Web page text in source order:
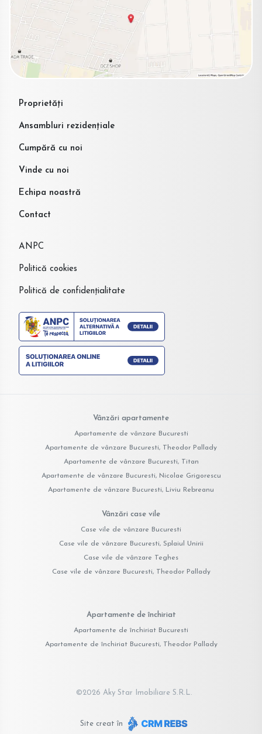
Proprietăți
Ansambluri rezidențiale
Cumpără cu noi
Vinde cu noi
Echipa noastră
Contact
ANPC
Politică cookies
Politică de confidențialitate
Vânzări apartamente
Apartamente de vânzare Bucuresti
Apartamente de vânzare Bucuresti, Theodor Pallady
Apartamente de vânzare Bucuresti, Titan
Apartamente de vânzare Bucuresti, Nicolae Grigorescu
Apartamente de vânzare Bucuresti, Liviu Rebreanu
Vânzări case vile
Case vile de vânzare Bucuresti
Case vile de vânzare Bucuresti, Splaiul Unirii
Case vile de vânzare Teghes
Case vile de vânzare Bucuresti, Theodor Pallady
Apartamente de închiriat
Apartamente de închiriat Bucuresti
Apartamente de închiriat Bucuresti, Theodor Pallady
©2026 Aky Star Imobiliare S.R.L.
Site creat în